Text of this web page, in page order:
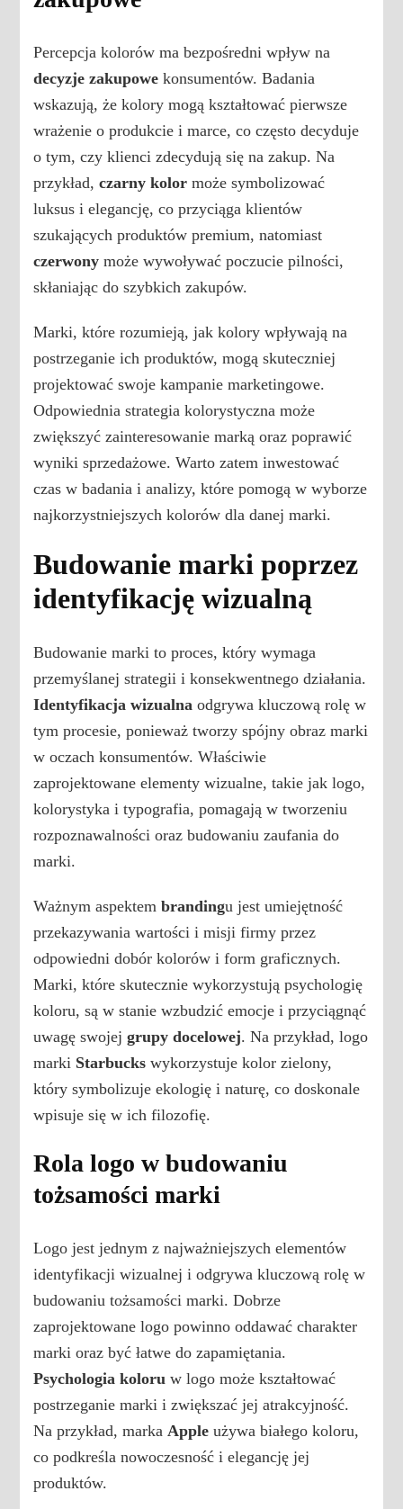
Percepcja kolorów ma bezpośredni wpływ na
decyzje zakupowe konsumentów. Badania
wskazują, że kolory mogą kształtować pierwsze
wrażenie o produkcie i marce, co często decyduje
o tym, czy klienci zdecydują się na zakup. Na
przykład,czarny kolor może symbolizować
luksus i elegancję, co przyciąga klientów
szukających produktów premium, natomiast
czerwony może wywoływać poczucie pilności,
skłaniając do szybkich zakupów.
Marki, które rozumieją, jak kolory wpływają na
postrzeganie ich produktów, mogą skuteczniej
projektować swoje kampanie marketingowe.
Odpowiednia strategia kolorystyczna może
zwiększyć zainteresowanie marką oraz poprawić
wyniki sprzedażowe. Warto zatem inwestować
czas w badania i analizy, które pomogą w wyborze
najkorzystniejszych kolorów dla danej marki.
Budowanie marki poprzez
identyfikację wizualną
Budowanie marki to proces, który wymaga
przemyślanej strategii i konsekwentnego działania.
Identyfikacja wizualna odgrywa kluczową rolę w
tym procesie, ponieważ tworzy spójny obraz marki
w oczach konsumentów. Właściwie
zaprojektowane elementy wizualne, takie jak logo,
kolorystyka i typografia, pomagają w tworzeniu
rozpoznawalności oraz budowaniu zaufania do
marki.
Ważnym aspektembrandingu jest umiejętność
przekazywania wartości i misji firmy przez
odpowiedni dobór kolorów i form graficznych.
Marki, które skutecznie wykorzystują psychologię
koloru, są w stanie wzbudzić emocje i przyciągnąć
uwagę swojejgrupy docelowej. Na przykład, logo
marki Starbucks wykorzystuje kolor zielony,
który symbolizuje ekologię i naturę, co doskonale
wpisuje się w ich filozofię.
Rola logo w budowaniu
tożsamości marki
Logo jest jednym z najważniejszych elementów
identyfikacji wizualnej i odgrywa kluczową rolę w
budowaniu tożsamości marki. Dobrze
zaprojektowane logo powinno oddawać charakter
marki oraz być łatwe do zapamiętania.
Psychologia koloru w logo może kształtować
postrzeganie marki i zwiększać jej atrakcyjność.
Na przykład, markaApple używa białego koloru,
co podkreśla nowoczesność i elegancję jej
produktów.